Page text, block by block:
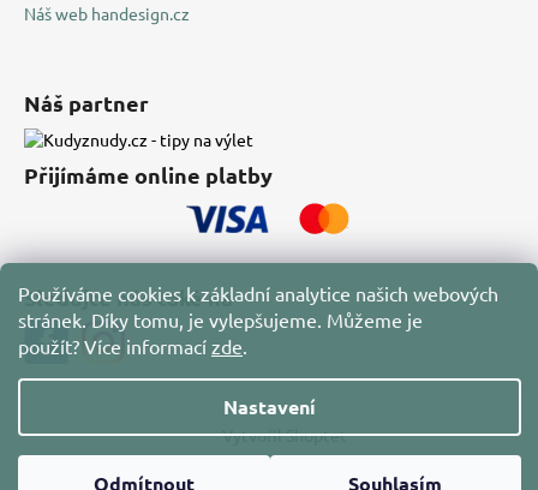
Používáme cookies k základní analytice našich webových
stránek. Díky tomu, je vylepšujeme. Můžeme je
použít? Více informací zde.
Nastavení
Odmítnout Souhlasím
Náš web handesign.cz
Náš partner
Přijímáme online platby
Sledujte nás také na
Vytvořil Shoptet
Copyright 2026
. Všechna práva vyhrazena.